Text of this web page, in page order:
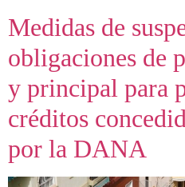
Medidas de
obligaciones de
y principal para
créditos
por la DANA